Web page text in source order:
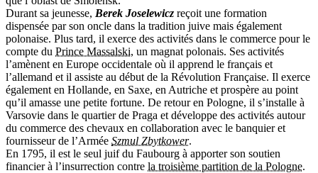
Durant sa jeunesse, Berek Joselewicz reçoit une formation
dispensée par son oncle dans la tradition juive mais également
polonaise. Plus tard, il exerce des activités dans le commerce pour le
compte du Prince Massalski, un magnat polonais. Ses activités
l’amènent en Europe occidentale où il apprend le français et
l’allemand et il assiste au début de la Révolution Française. Il exerce
également en Hollande, en Saxe, en Autriche et prospère au point
qu’il amasse une petite fortune. De retour en Pologne, il s’installe à
Varsovie dans le quartier de Praga et développe des activités autour
du commerce des chevaux en collaboration avec le banquier et
fournisseur de l’Armée Szmul Zbytkower.
En 1795, il est le seul juif du Faubourg à apporter son soutien
financier à l’insurrection contre la troisième partition de la Pologne.